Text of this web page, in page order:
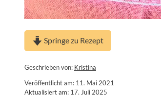
Springe zu Rezept
Geschrieben von: Kristina
Veröffentlicht am: 11. Mai 2021
Aktualisiert am: 17. Juli 2025